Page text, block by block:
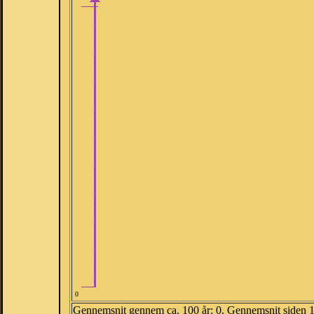
0
Gennemsnit gennem ca. 100 år: 0. Gennemsnit siden